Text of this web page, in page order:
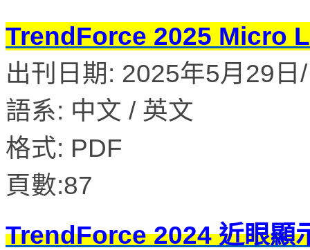
TrendForce 2025 Micro
出刊日期: 2025年5月29日
語系: 中文 / 英文
格式: PDF
頁數:87
TrendForce 2024 近眼顯